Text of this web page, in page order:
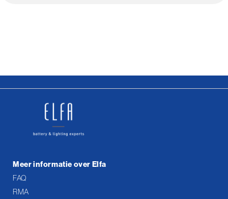
Meer informatie over Elfa
FAQ
RMA